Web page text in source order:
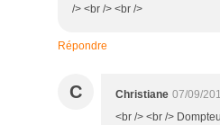
/> <br /> <br />
Répondre
C Christiane 07/09/
<br /> <br />